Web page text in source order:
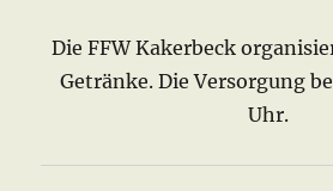
Die FFW Kakerbeck
Getränke. Die Versorgung
Uhr.